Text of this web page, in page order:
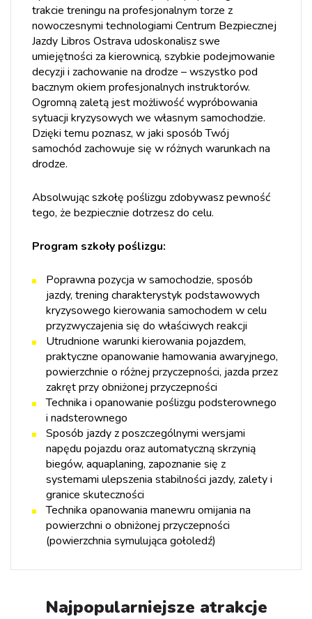
trakcie treningu na profesjonalnym torze z
nowoczesnymi technologiami Centrum Bezpiecznej
Jazdy Libros Ostrava udoskonalisz swe
umiejętności za kierownicą, szybkie podejmowanie
decyzji i zachowanie na drodze – wszystko pod
bacznym okiem profesjonalnych instruktorów.
Ogromną zaletą jest możliwość wypróbowania
sytuacji kryzysowych we własnym samochodzie.
Dzięki temu poznasz, w jaki sposób Twój
samochód zachowuje się w różnych warunkach na
drodze.
Absolwując szkołę poślizgu zdobywasz pewność
tego, że bezpiecznie dotrzesz do celu.
Program szkoły poślizgu:
Poprawna pozycja w samochodzie, sposób
jazdy, trening charakterystyk podstawowych
kryzysowego kierowania samochodem w celu
przyzwyczajenia się do właściwych reakcji
Utrudnione warunki kierowania pojazdem,
praktyczne opanowanie hamowania awaryjnego,
powierzchnie o różnej przyczepności, jazda przez
zakręt przy obniżonej przyczepności
Technika i opanowanie poślizgu podsterownego
i nadsterownego
Sposób jazdy z poszczególnymi wersjami
napędu pojazdu oraz automatyczną skrzynią
biegów, aquaplaning, zapoznanie się z
systemami ulepszenia stabilności jazdy, zalety i
granice skuteczności
Technika opanowania manewru omijania na
powierzchni o obniżonej przyczepności
(powierzchnia symulująca gołoledź)
Najpopularniejsze atrakcje